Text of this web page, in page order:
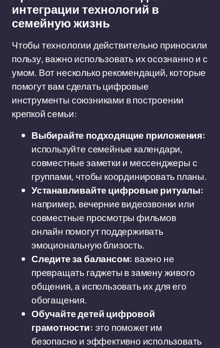
интеграции технологий в
семейную жизнь
Чтобы технологии действительно приносили
пользу, важно использовать их осознанно и с
умом. Вот несколько рекомендаций, которые
помогут вам сделать цифровые
инструменты союзниками в построении
крепкой семьи:
Выбирайте подходящие приложения:
используйте семейные календари,
совместные заметки и мессенджеры с
группами, чтобы координировать планы.
Устанавливайте цифровые ритуалы:
например, вечерние видеозвонки или
совместные просмотры фильмов
онлайн помогут поддерживать
эмоциональную близость.
Следите за балансом: важно не
превращать гаджеты в замену живого
общения, а использовать их для его
обогащения.
Обучайте детей цифровой
грамотности: это поможет им
безопасно и эффективно использовать